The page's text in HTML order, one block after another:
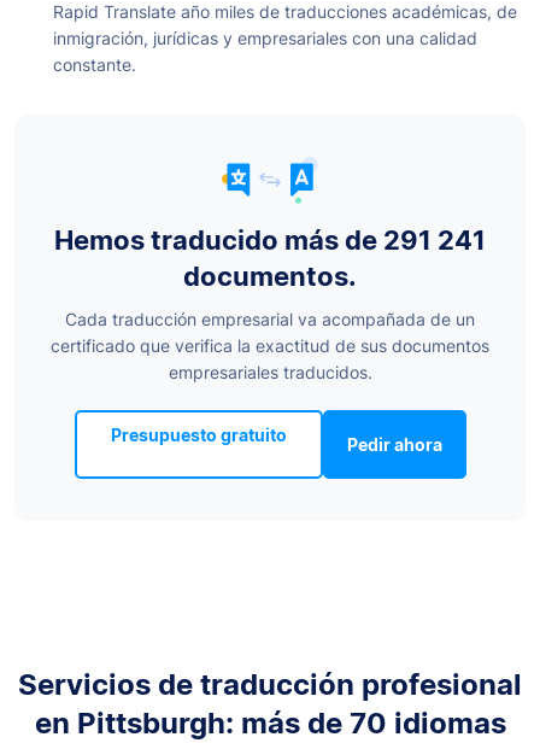
Rapid Translate año miles de traducciones académicas, de
inmigración, jurídicas y empresariales con una calidad
constante.
Hemos traducido más de 291 241
documentos.
Cada traducción empresarial va acompañada de un
certificado que verifica la exactitud de sus documentos
empresariales traducidos.
Presupuesto gratuito Pedir ahora
Servicios de traducción profesional
en Pittsburgh: más de 70 idiomas